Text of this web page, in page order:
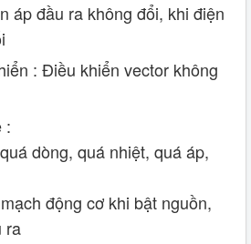
áp đầu ra không đổi, khi điện
: Điều khiển vector không
:
dòng, quá nhiệt, quá áp,
động cơ khi bật nguồn,
ra